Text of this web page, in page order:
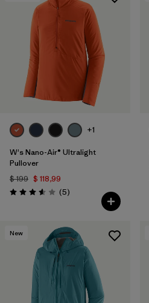
+1
W's Nano-Air® Ultralight
Pullover
$ 199 $ 118,99
Valoración: 3.6 / 5
(5Comentarios
)
New